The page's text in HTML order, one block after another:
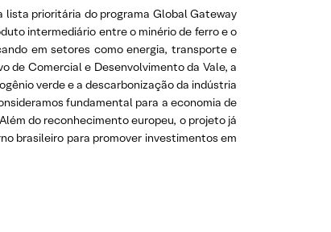
lista prioritária do programa Global Gateway
intermediário entre o minério de ferro e o
em setores como energia, transporte e
de Comercial e Desenvolvimento da Vale, a
verde e a descarbonização da indústria
fundamental para a economia de
do reconhecimento europeu, o projeto já
brasileiro para promover investimentos em